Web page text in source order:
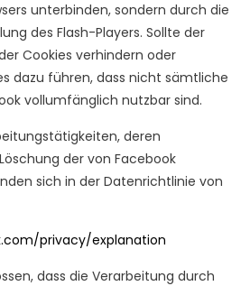
unterbinden, sondern durch die
des Flash-Players. Sollte der
Cookies verhindern oder
dazu führen, dass nicht sämtliche
vollumfänglich nutzbar sind.
deren
der von Facebook
sich in der Datenrichtlinie von
privacy/explanation
dass die Verarbeitung durch